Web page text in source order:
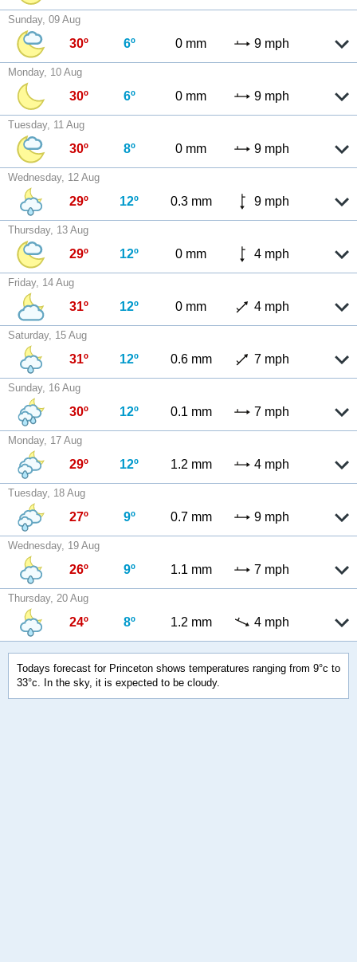
Sunday, 09 Aug
30º 6º 0 mm 9 mph
Monday, 10 Aug
30º 6º 0 mm 9 mph
Tuesday, 11 Aug
30º 8º 0 mm 9 mph
Wednesday, 12 Aug
29º 12º 0.3 mm 9 mph
Thursday, 13 Aug
29º 12º 0 mm 4 mph
Friday, 14 Aug
31º 12º 0 mm 4 mph
Saturday, 15 Aug
31º 12º 0.6 mm 7 mph
Sunday, 16 Aug
30º 12º 0.1 mm 7 mph
Monday, 17 Aug
29º 12º 1.2 mm 4 mph
Tuesday, 18 Aug
27º 9º 0.7 mm 9 mph
Wednesday, 19 Aug
26º 9º 1.1 mm 7 mph
Thursday, 20 Aug
24º 8º 1.2 mm 4 mph
Todays forecast for Princeton shows temperatures ranging from 9°c to
33°c. In the sky, it is expected to be cloudy.